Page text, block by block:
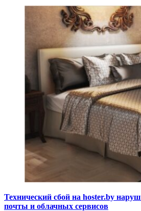
Технический сбой на hoster.by
почты и облачных сервисов